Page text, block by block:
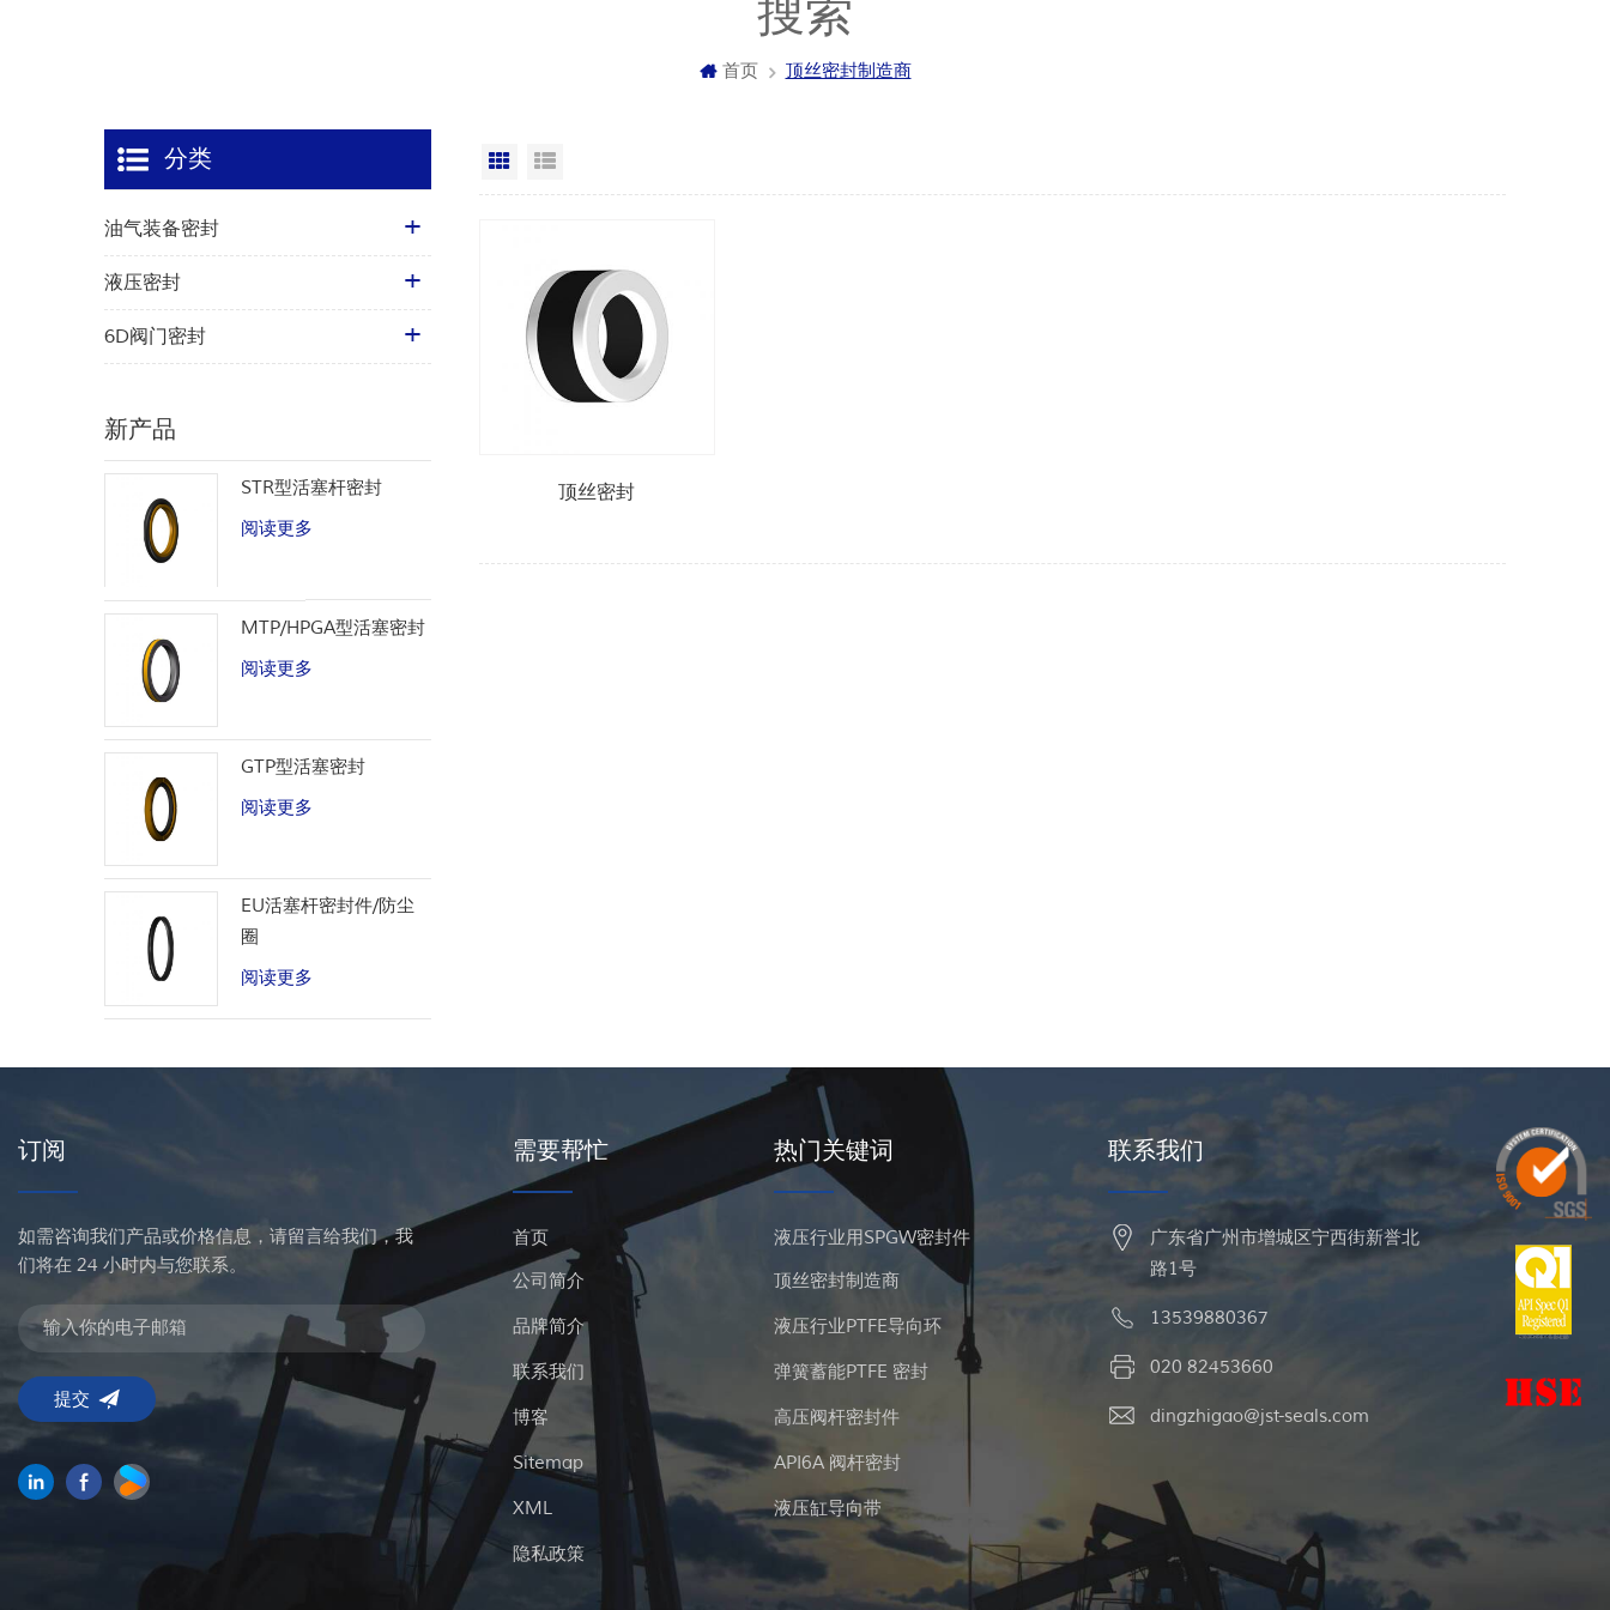
搜索
首页 顶丝密封制造商
网格视图
顶丝密封
分类
油气装备密封
液压密封
6D阀门密封
新产品
STR型活塞杆密封
阅读更多
MTP/HPGA型活塞密封
阅读更多
GTP型活塞密封
阅读更多
EU活塞杆密封件/防尘
圈
阅读更多
订阅
如需咨询我们产品或价格信息，请留言给我们，我
们将在 24 小时内与您联系。
需要帮忙
首页
公司简介
品牌简介
联系我们
博客
Sitemap
XML
隐私政策
热门关键词
液压行业用SPGW密封件
顶丝密封制造商
液压行业PTFE导向环
弹簧蓄能PTFE 密封
高压阀杆密封件
API6A 阀杆密封
液压缸导向带
联系我们
广东省广州市增城区宁西街新誉北
路1号
13539880367
020 82453660
dingzhigao@jst-seals.com